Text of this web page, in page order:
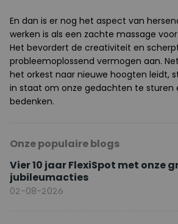
En dan is er nog het aspect van
werken is als een zachte massage
Het bevordert de creativiteit en
probleemoplossend vermogen aan.
het orkest naar nieuwe hoogten leidt,
in staat om onze gedachten te sturen
bedenken.
Onze populaire blogs
Vier 10 jaar FlexiSpot met onze
jubileumacties
02-08-2026